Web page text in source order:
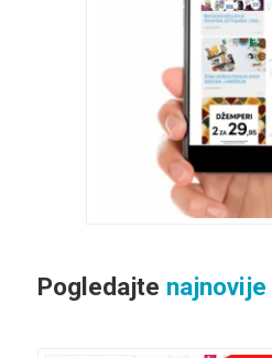
Pogledajte najnovije